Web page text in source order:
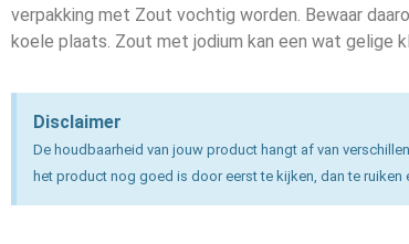
verpakking met Zout vochtig worden. Bewaar
koele plaats. Zout met jodium kan een wat gelige
Disclaimer
De houdbaarheid van jouw product hangt af van
het product nog goed is door eerst te kijken, dan te